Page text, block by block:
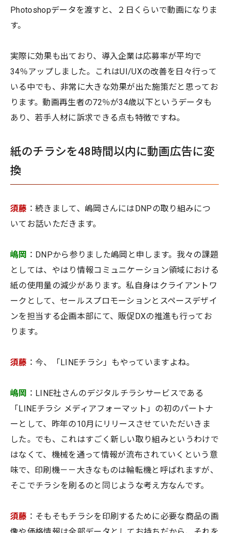
Photoshopデータを渡すと、２日くらいで動画になりま
す。
実際に効果も出ており、導入企業は応募率が平均で
34％アップしました。これはUI/UXの改善を日々行って
いる中でも、非常に大きな効果が出た施策だと思ってお
ります。動画再生者の72％が34歳以下というデータも
あり、若手人材に訴求できる点も特徴ですね。
紙のチラシを48時間以内に動画広告に変
換
須藤 ：続きまして、嶋岡さんにはDNPの取り組みにつ
いてお話いただきます。
嶋岡 ：DNPから参りました嶋岡と申します。我々の課題
としては、やはり情報コミュニケーション領域における
紙の使用量の減少があります。私自身はクライアントワ
ークとして、セールスプロモーションとスペースデザイ
ンを担当する企画本部にて、販促DXの推進も行ってお
ります。
須藤 ：今、「LINEチラシ」もやっていますよね。
嶋岡 ：LINE社さんのデジタルチラシサービスである
「LINEチラシ メディアフォーマット」の初のパートナ
ーとして、昨年の10月にリリースさせていただいきま
した。でも、これはすごく新しい取り組みというわけで
はなくて、機械を通って情報が流布されていくという意
味で、印刷機－－大きなものは輪転機と呼ばれますが、
そこでチラシを刷るのと同じような考え方なんです。
須藤 ：そもそもチラシを印刷するために必要な商品の画